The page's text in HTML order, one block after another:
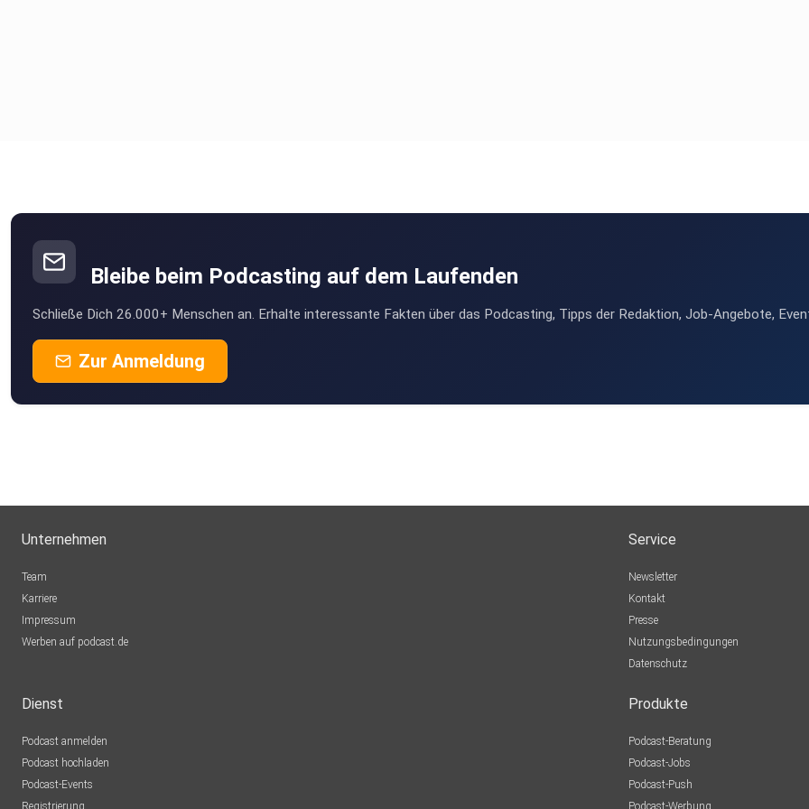
Bleibe beim Podcasting auf dem Laufenden
Schließe Dich 26.000+ Menschen an. Erhalte interessante Fakten über das Podcasting, Tipps der Redaktion, Job-Angebote,
Zur Anmeldung
Unternehmen
Team
Karriere
Impressum
Werben auf podcast.de
Service
Newsletter
Kontakt
Presse
Nutzungsbedingungen
Datenschutz
Dienst
Podcast anmelden
Podcast hochladen
Podcast-Events
Registrierung
Produkte
Podcast-Beratung
Podcast-Jobs
Podcast-Push
Podcast-Werbung